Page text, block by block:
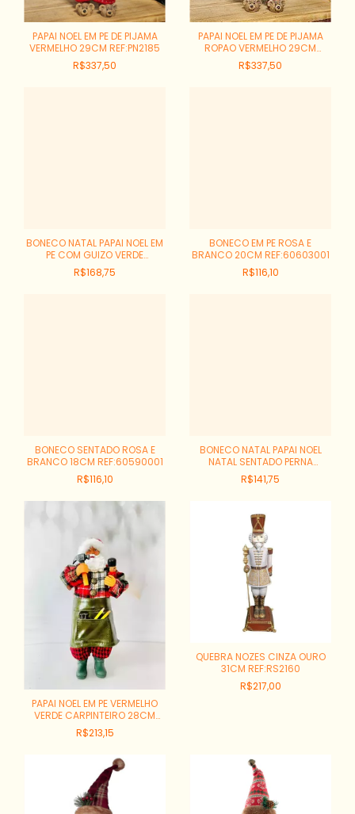
PAPAI NOEL EM PE DE PIJAMA
VERMELHO 29CM REF:PN2185
R$337,50
PAPAI NOEL EM PE DE PIJAMA
ROPAO VERMELHO 29CM
REF:PN2188
R$337,50
BONECO NATAL PAPAI NOEL EM
PE COM GUIZO VERDE
VERMELHO 35CM
REF:60683001
R$168,75
BONECO EM PE ROSA E
BRANCO 20CM REF:60603001
R$116,10
BONECO SENTADO ROSA E
BRANCO 18CM REF:60590001
R$116,10
BONECO NATAL PAPAI NOEL
NATAL SENTADO PERNA
GRANDE COM PIRULITO
VERMELHO E BRANCO 48CM
R$141,75
PAPAI NOEL EM PE VERMELHO
VERDE CARPINTEIRO 28CM
REF:PN1503
R$213,15
QUEBRA NOZES CINZA OURO
31CM REF:RS2160
R$217,00